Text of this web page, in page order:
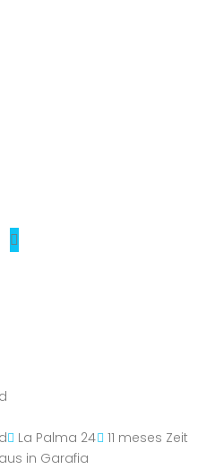
La Palma 24
11 meses Zeit
in Garafia